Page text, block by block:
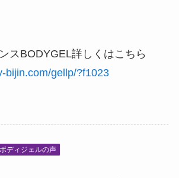
ス BODYGEL詳しくはこちら
bijin.com/gellp/?f1023
ディジェルの声